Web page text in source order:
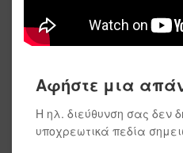
Αφήστε μια
Η ηλ. διεύθυνση σας δεν
υποχρεωτικά πεδία